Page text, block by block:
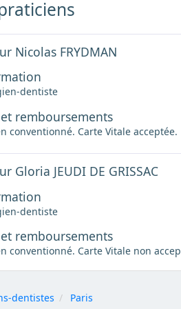
Nicolas FRYDMAN
dentiste
remboursements
conventionné. Carte Vitale acceptée.
Gloria JEUDI DE GRISSAC
dentiste
remboursements
conventionné. Carte Vitale non
dentistes Paris